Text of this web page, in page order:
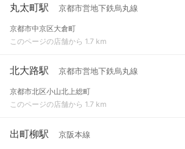
丸太町駅 京都市営地下鉄烏丸線
京都市中京区大倉町
このページの店舗から 1.7 km
北大路駅 京都市営地下鉄烏丸線
京都市北区小山北上総町
このページの店舗から 1.7 km
出町柳駅 京阪本線